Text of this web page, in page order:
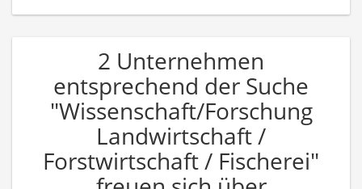
2 Unternehmen
entsprechend der Suche
"Wissenschaft/Forschung
Landwirtschaft /
Forstwirtschaft / Fischerei"